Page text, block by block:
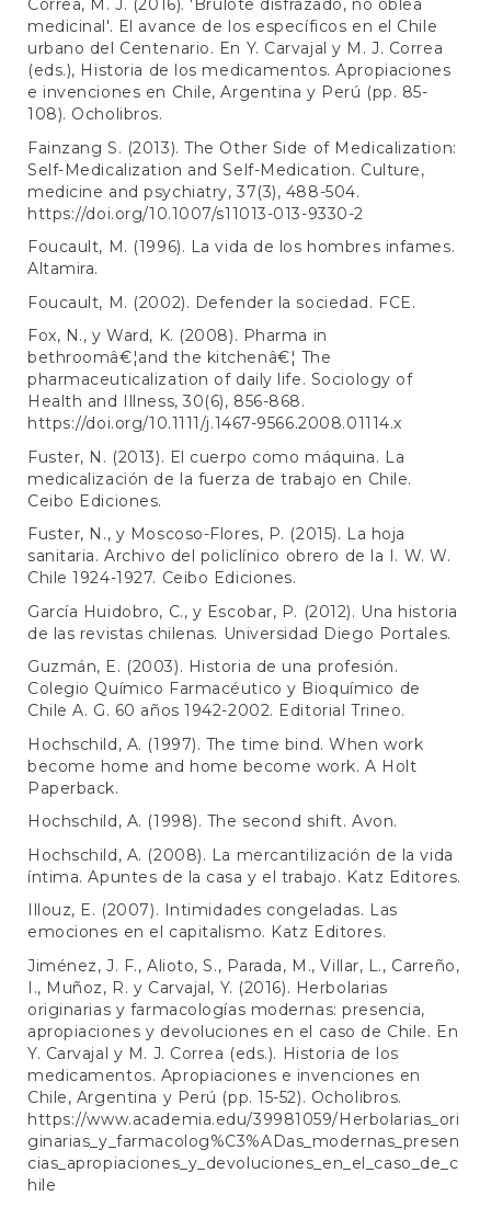
Correa, M. J. (2016). 'Brulote disfrazado, no oblea
medicinal'. El avance de los específicos en el Chile
urbano del Centenario. En Y. Carvajal y M. J. Correa
(eds.), Historia de los medicamentos. Apropiaciones
e invenciones en Chile, Argentina y Perú (pp. 85-
108). Ocholibros.
Fainzang S. (2013). The Other Side of Medicalization:
Self-Medicalization and Self-Medication. Culture,
medicine and psychiatry, 37(3), 488-504.
https://doi.org/10.1007/s11013-013-9330-2
Foucault, M. (1996). La vida de los hombres infames.
Altamira.
Foucault, M. (2002). Defender la sociedad. FCE.
Fox, N., y Ward, K. (2008). Pharma in
bethroomâ€¦and the kitchenâ€¦ The
pharmaceuticalization of daily life. Sociology of
Health and Illness, 30(6), 856-868.
https://doi.org/10.1111/j.1467-9566.2008.01114.x
Fuster, N. (2013). El cuerpo como máquina. La
medicalización de la fuerza de trabajo en Chile.
Ceibo Ediciones.
Fuster, N., y Moscoso-Flores, P. (2015). La hoja
sanitaria. Archivo del policlínico obrero de la I. W. W.
Chile 1924-1927. Ceibo Ediciones.
García Huidobro, C., y Escobar, P. (2012). Una historia
de las revistas chilenas. Universidad Diego Portales.
Guzmán, E. (2003). Historia de una profesión.
Colegio Químico Farmacéutico y Bioquímico de
Chile A. G. 60 años 1942-2002. Editorial Trineo.
Hochschild, A. (1997). The time bind. When work
become home and home become work. A Holt
Paperback.
Hochschild, A. (1998). The second shift. Avon.
Hochschild, A. (2008). La mercantilización de la vida
íntima. Apuntes de la casa y el trabajo. Katz Editores.
Illouz, E. (2007). Intimidades congeladas. Las
emociones en el capitalismo. Katz Editores.
Jiménez, J. F., Alioto, S., Parada, M., Villar, L., Carreño,
I., Muñoz, R. y Carvajal, Y. (2016). Herbolarias
originarias y farmacologías modernas: presencia,
apropiaciones y devoluciones en el caso de Chile. En
Y. Carvajal y M. J. Correa (eds.). Historia de los
medicamentos. Apropiaciones e invenciones en
Chile, Argentina y Perú (pp. 15-52). Ocholibros.
https://www.academia.edu/39981059/Herbolarias_ori
ginarias_y_farmacolog%C3%ADas_modernas_presen
cias_apropiaciones_y_devoluciones_en_el_caso_de_c
hile